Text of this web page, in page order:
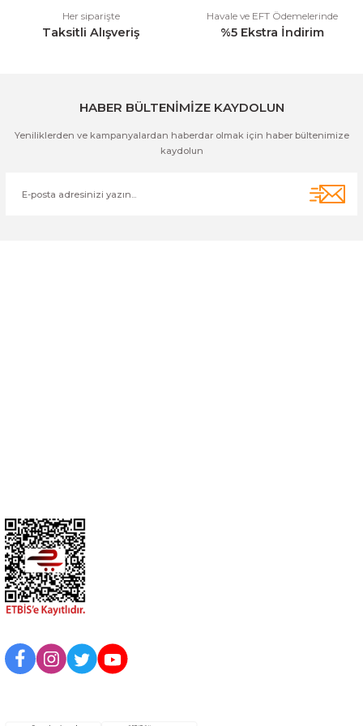
Her siparişte
Taksitli Alışveriş
Havale ve EFT Ödemelerinde
%5 Ekstra İndirim
HABER BÜLTENİMİZE KAYDOLUN
Yeniliklerden ve kampanyalardan haberdar olmak için haber bültenimize
kaydolun